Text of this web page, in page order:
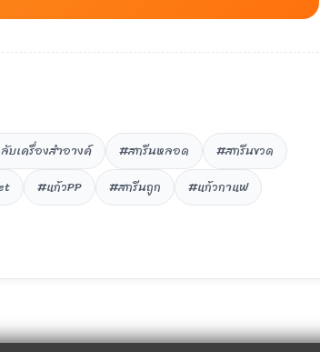
บเครื่องสำอางค์ #สกรีนหลอด
#สกรีนขวด
#แก้วPP #สกรีนถูก
#แก้วกาแฟ